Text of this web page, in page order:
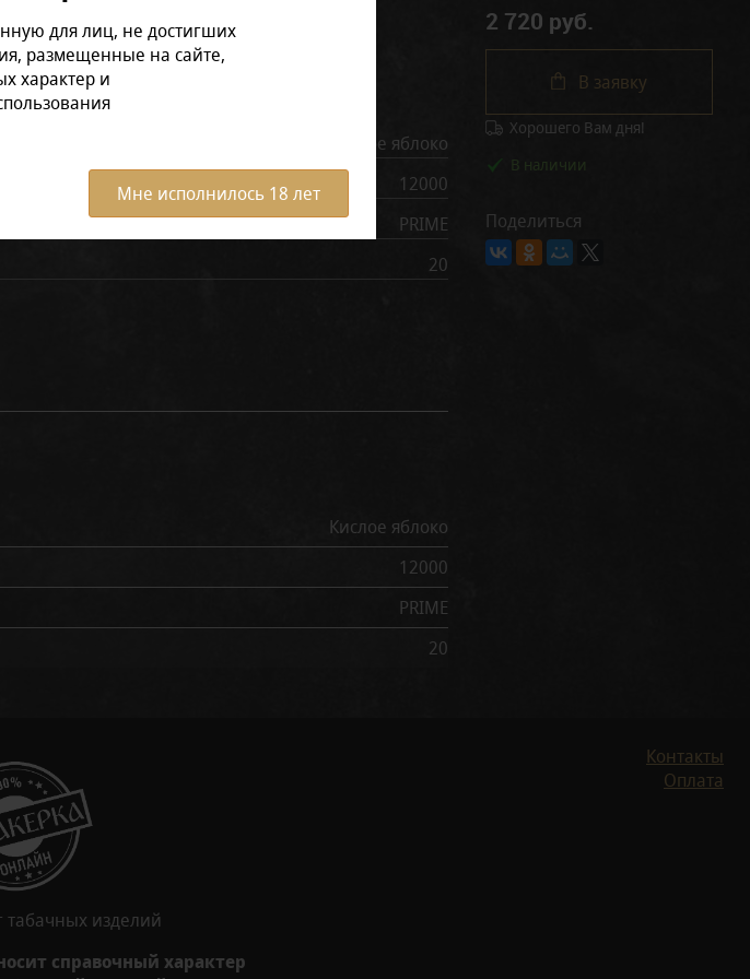
для лиц, не достигших
размещенные на сайте,
характер и
Мне исполнилось 18 лет
Кислое яблоко
12000
PRIME
20
Кислое яблоко
12000
PRIME
20
2 720 руб.
В заявку
Хорошего Вам дня!
В наличии
Поделиться
табачных изделий
справочный характер
Контакты
Оплата